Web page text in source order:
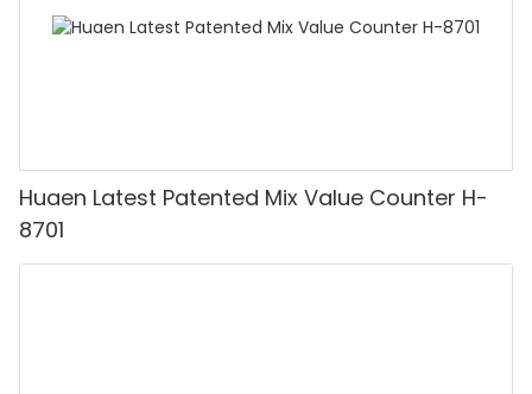
Huaen Latest Patented Mix Value Counter H-
8701